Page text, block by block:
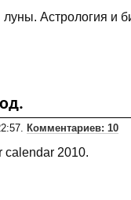
Астрология и
Комментариев: 10
calendar 2010.